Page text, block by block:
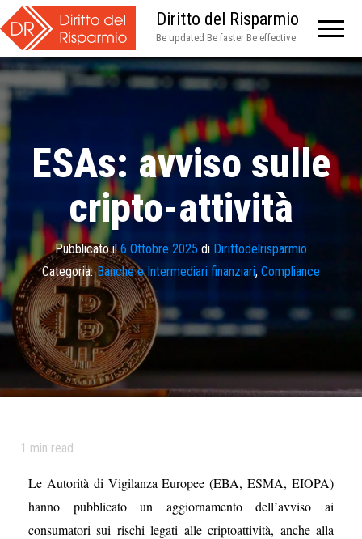
Diritto del Risparmio
Be updated Be faster Be effective
ESAs: avviso sulle
cripto-attività
Pubblicato il6 Ottobre 2025 di Dirittodelrisparmio
Categoria: Banche e Intermediari finanziari, Compliance
1 min read
Le Autorità di Vigilanza Europee (EBA, ESMA, EIOPA)
hanno pubblicato un aggiornamento dell’avviso ai
consumatori sui rischi legati alle criptoattività, anche alla